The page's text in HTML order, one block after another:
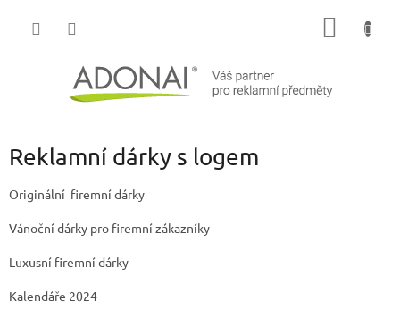
Reklamní dárky s logem
Originální firemní dárky
Vánoční dárky pro firemní zákazníky
Luxusní firemní dárky
Kalendáře 2024